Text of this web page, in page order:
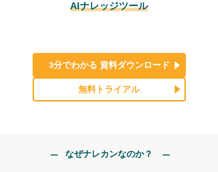
AIナレッジツール
3分でわかる 資料ダウンロード
無料トライアル
なぜナレカンなのか？